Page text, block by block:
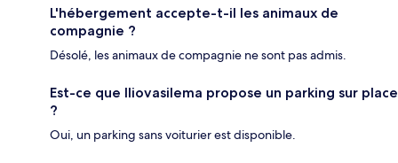
L'hébergement accepte-t-il les animaux de
compagnie ?
Désolé, les animaux de compagnie ne sont pas admis.
Est-ce que Iliovasilema propose un parking sur place
?
Oui, un parking sans voiturier est disponible.